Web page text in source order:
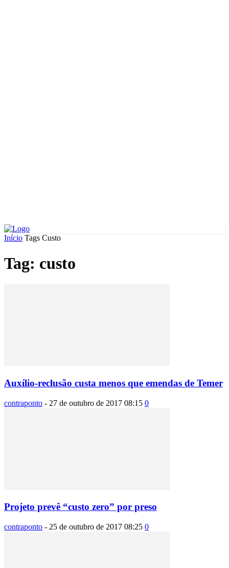
Início Tags Custo
Tag: custo
Auxílio-reclusão custa menos que emendas de Temer
contraponto - 27 de outubro de 2017 08:15 0
Projeto prevê “custo zero” por preso
contraponto - 25 de outubro de 2017 08:25 0